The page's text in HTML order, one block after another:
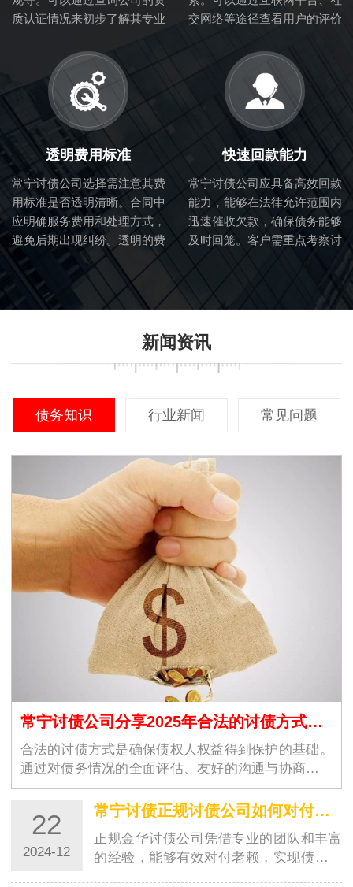
质认证情况来初步了解其专业
交网络等途径查看用户的评价
服务质量。
透明费用标准
常宁讨债公司选择需注意其费
用标准是否透明清晰。合同中
应明确服务费用和处理方式，
避免后期出现纠纷。透明的费
用标准也体现了讨债公司的诚
信度。
快速回款能力
常宁讨债公司应具备高效回款
能力，能够在法律允许范围内
迅速催收欠款，确保债务能够
及时回笼。客户需重点考察讨
新闻资讯
债务知识 行业新闻 常见问题
常宁讨债公司分享2025年合法的讨债方式有哪些？
合法的讨债方式是确保债权人权益得到保护的基础。
通过对债务情况的全面评估、友好的沟通与协商、制
定合理的还款计划、运用必…
22
2024-12
常宁讨债正规讨债公司如何对付老赖？都有哪些高招？
正规金华讨债公司凭借专业的团队和丰富
的经验，能够有效对付老赖，实现债务追